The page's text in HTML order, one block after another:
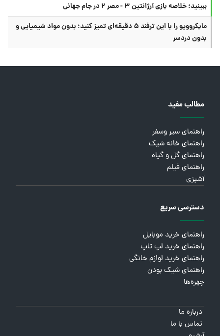
ببینید؛ خلاصه بازی آرژانتین ۳ - مصر ۲ در جام جهانی
مایکروویو را با این ترفند ۵ دقیقه‌ای تمیز کنید؛ بدون مواد شیمیایی و
بدون دردسر
مطالب مفید
راهنمای سیر وسفر
راهنمای خانه شیک
راهنمای گل و گیاه
راهنمای فیلم
آشپزی
دسترسی سریع
راهنمای خرید موبایل
راهنمای خرید لپ تاپ
راهنمای خرید لوازم خانگی
راهنمای شیک بودن
چهره‌ها
درباره ما
تماس با ما